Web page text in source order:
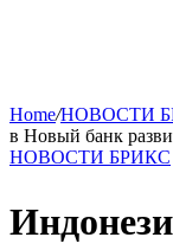
Home/НОВОСТИ
в Новый банк
НОВОСТИ БРИКС